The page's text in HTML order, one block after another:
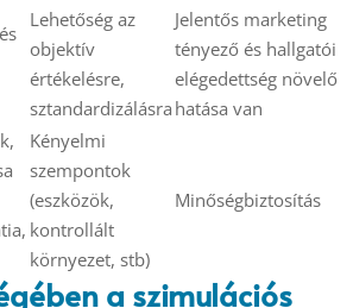
Lehetőség az
objektív
értékelésre,
sztandardizálásra
Jelentős marketing
tényező és hallgatói
elégedettség növelő
hatása van
Kényelmi
szempontok
(eszközök,
kontrollált
környezet, stb)
Minőségbiztosítás
a szimulációs